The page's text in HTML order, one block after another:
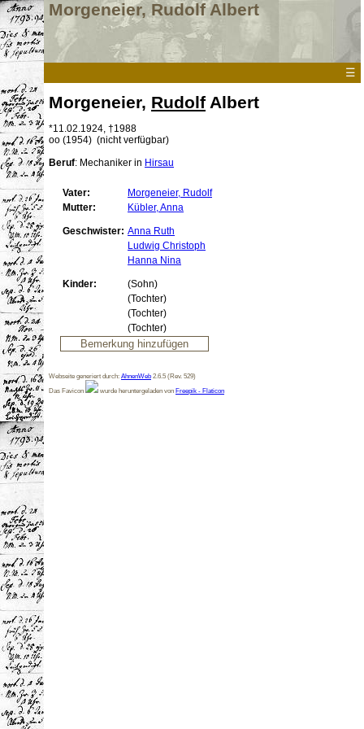
Morgeneier, Rudolf Albert
☰
Morgeneier, Rudolf Albert
*11.02.1924, †1988
oo (1954) (nicht verfügbar)
Beruf: Mechaniker in Hirsau
Vater:
Morgeneier, Rudolf
Mutter:
Kübler, Anna
Geschwister: Anna Ruth
Ludwig Christoph
Hanna Nina
Kinder:
(Sohn)
(Tochter)
(Tochter)
(Tochter)
Webseite generiert durch: AhnenWeb 2.6.5 (Rev. 529)
Das Favicon
wurde heruntergeladen von Freepik - Flaticon